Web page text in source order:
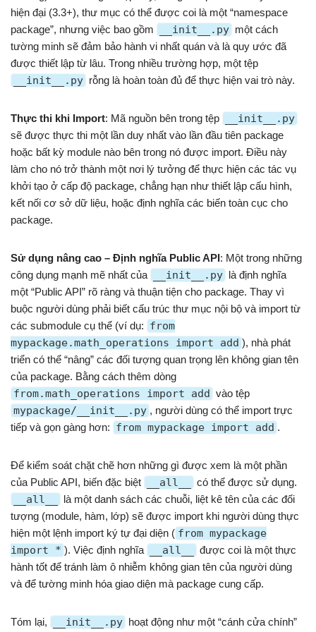
hiện đại (3.3+), thư mục có thể được coi là một “namespace
package”, nhưng việc bao gồm
__init__.py một cách
tường minh sẽ đảm bảo hành vi nhất quán và là quy ước đã
được thiết lập từ lâu. Trong nhiều trường hợp, một tệp
__init__.py rỗng là hoàn toàn đủ để thực hiện vai trò này.
Thực thi khi Import: Mã nguồn bên trong tệp __init__.py
sẽ được thực thi một lần duy nhất vào lần đầu tiên package
hoặc bất kỳ module nào bên trong nó được import. Điều này
làm cho nó trở thành một nơi lý tưởng để thực hiện các tác vụ
khởi tạo ở cấp độ package, chẳng hạn như thiết lập cấu hình,
kết nối cơ sở dữ liệu, hoặc định nghĩa các biến toàn cục cho
package.
Sử dụng nâng cao – Định nghĩa Public API: Một trong những
công dụng mạnh mẽ nhất của
__init__.py là định nghĩa
một “Public API” rõ ràng và thuận tiện cho package. Thay vì
buộc người dùng phải biết cấu trúc thư mục nội bộ và import từ
các submodule cụ thể (ví dụ: from
mypackage.math_operations import add ), nhà phát
triển có thể “nâng” các đối tượng quan trọng lên không gian tên
của package. Bằng cách thêm dòng
from.math_operations import add vào tệp
mypackage/__init__.py , người dùng có thể import trực
tiếp và gọn gàng hơn: from mypackage import add .
Để kiểm soát chặt chẽ hơn những gì được xem là một phần
của Public API, biến đặc biệt
__all__ có thể được sử dụng.
__all__
là một danh sách các chuỗi, liệt kê tên của các đối
tượng (module, hàm, lớp) sẽ được import khi người dùng thực
hiện một lệnh import ký tự đại diện ( from mypackage
import * ). Việc định nghĩa __all__
được coi là một thực
hành tốt để tránh làm ô nhiễm không gian tên của người dùng
và để tường minh hóa giao diện mà package cung cấp.
Tóm lại, __init__.py hoạt động như một “cánh cửa chính”